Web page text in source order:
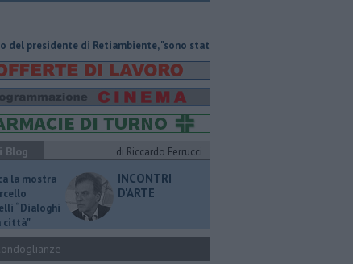
di Retiambiente, "sono stati anni complessi ma di crescita"
Blog
di Riccardo Ferrucci
la mostra
“Dialoghi
città"
INCONTRI
D'ARTE